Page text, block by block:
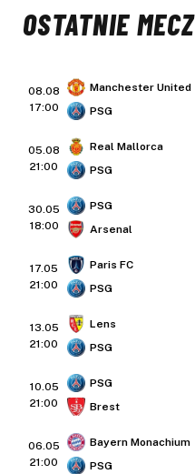
OSTATNIE
08.08
17:00
Manchester United
PSG
05.08
21:00
Real Mallorca
PSG
30.05
18:00
PSG
Arsenal
17.05
21:00
Paris FC
PSG
13.05
21:00
Lens
PSG
10.05
21:00
PSG
Brest
06.05
21:00
Bayern Monachium
PSG